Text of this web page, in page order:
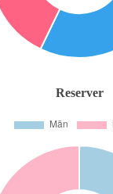
Reserver